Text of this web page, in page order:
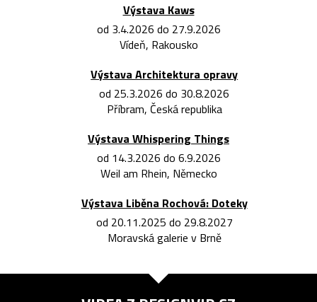
Výstava Kaws
od 3.4.2026 do 27.9.2026
Vídeň, Rakousko
Výstava Architektura opravy
od 25.3.2026 do 30.8.2026
Příbram, Česká republika
Výstava Whispering Things
od 14.3.2026 do 6.9.2026
Weil am Rhein, Německo
Výstava Liběna Rochová: Doteky
od 20.11.2025 do 29.8.2027
Moravská galerie v Brně